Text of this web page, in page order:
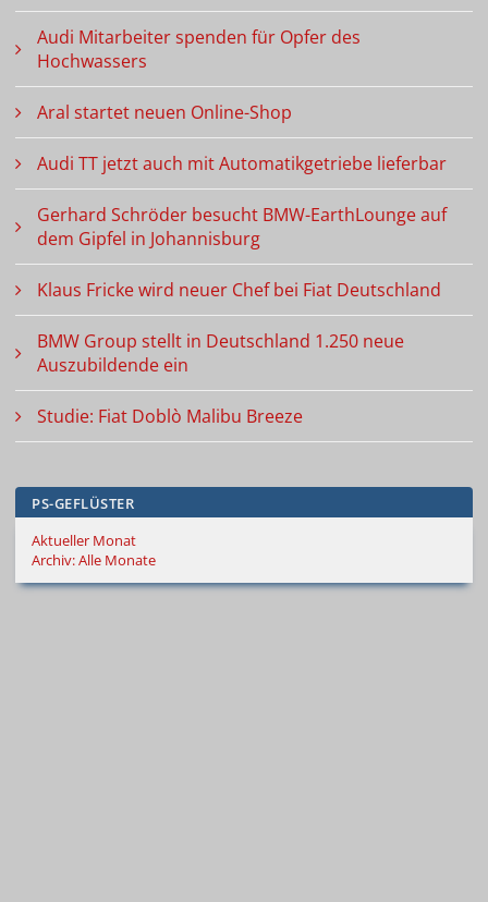
Audi Mitarbeiter spenden für Opfer des
Hochwassers
Aral startet neuen Online-Shop
Audi TT jetzt auch mit Automatikgetriebe lieferbar
Gerhard Schröder besucht BMW-EarthLounge auf
dem Gipfel in Johannisburg
Klaus Fricke wird neuer Chef bei Fiat Deutschland
BMW Group stellt in Deutschland 1.250 neue
Auszubildende ein
Studie: Fiat Doblò Malibu Breeze
PS-GEFLÜSTER
Aktueller Monat
Archiv: Alle Monate